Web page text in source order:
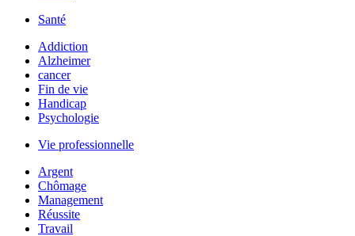
Santé
Addiction
Alzheimer
cancer
Fin de vie
Handicap
Psychologie
Vie professionnelle
Argent
Chômage
Management
Réussite
Travail